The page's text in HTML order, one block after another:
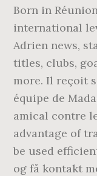
Born in
international
Adrien news,
titles, clubs,
more. Il reçoit
équipe de
amical contre
advantage of
be used
og få kontakt